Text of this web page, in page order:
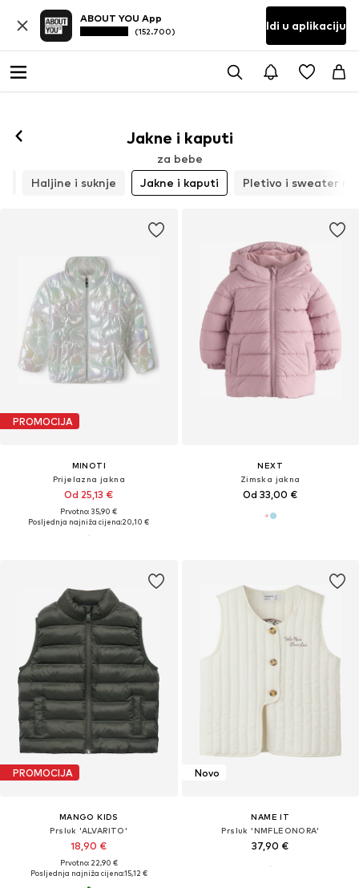
ABOUT YOU App
(152.700) Idi u aplikaciju
Jakne i kaputi
za bebe
Haljine i suknje Jakne i kaputi Pletivo i sweater
PROMOCIJA
MINOTI
Prijelazna jakna
Od 25,13 €
Prvotno: 35,90 €
Posljednja najniža cijena:20,10 €
NEXT
Zimska jakna
Od 33,00 €
PROMOCIJA
MANGO KIDS
Prsluk 'ALVARITO'
18,90 €
Prvotno: 22,90 €
Posljednja najniža cijena:15,12 €
Novo
NAME IT
Prsluk 'NMFLEONORA'
37,90 €